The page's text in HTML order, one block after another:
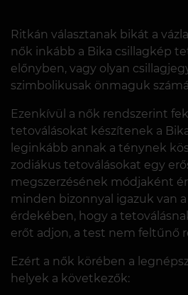
Ritkán választanak bikát a
nők inkább a Bika csillagkép
előnyben, vagy olyan
szimbolikusak önmaguk
Ezenkívül a nők rendszerint
tetoválásokat készítenek a
leginkább annak a ténynek
zodiákus tetoválásokat egy
megszerzésének módjaként
minden bizonnyal igazuk van
érdekében, hogy a
erőt adjon, a test nem feltűnő
Ezért a nők körében a
helyek a következők: